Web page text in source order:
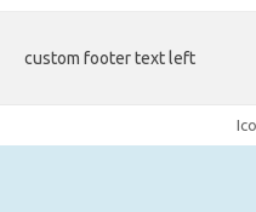
custom footer text left